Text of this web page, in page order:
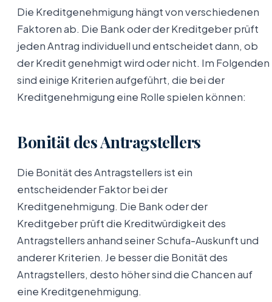
Die Kreditgenehmigung hängt von verschiedenen
Faktoren ab. Die Bank oder der Kreditgeber prüft
jeden Antrag individuell und entscheidet dann, ob
der Kredit genehmigt wird oder nicht. Im Folgenden
sind einige Kriterien aufgeführt, die bei der
Kreditgenehmigung eine Rolle spielen können:
Bonität des Antragstellers
Die Bonität des Antragstellers ist ein
entscheidender Faktor bei der
Kreditgenehmigung. Die Bank oder der
Kreditgeber prüft die Kreditwürdigkeit des
Antragstellers anhand seiner Schufa-Auskunft und
anderer Kriterien. Je besser die Bonität des
Antragstellers, desto höher sind die Chancen auf
eine Kreditgenehmigung.